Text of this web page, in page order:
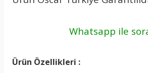
Whatsapp ile
Ürün Özellikleri :